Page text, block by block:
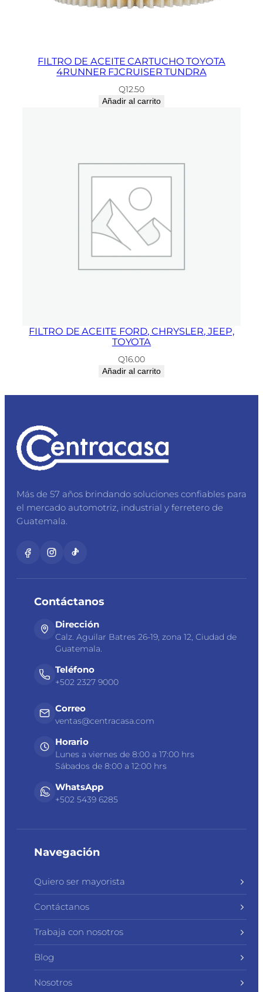
FILTRO DE ACEITE CARTUCHO TOYOTA
4RUNNER FJCRUISER TUNDRA
Q12.50
Añadir al carrito
FILTRO DE ACEITE FORD, CHRYSLER, JEEP,
TOYOTA
Q16.00
Añadir al carrito
Más de 57 años brindando soluciones confiables para
el mercado automotriz, industrial y ferretero de
Guatemala.
Contáctanos
Dirección
Calz. Aguilar Batres 26-19, zona 12, Ciudad de
Guatemala.
Teléfono
+502 2327 9000
Correo
ventas@centracasa.com
Horario
Lunes a viernes de 8:00 a 17:00 hrs
Sábados de 8:00 a 12:00 hrs
WhatsApp
+502 5439 6285
Navegación
Quiero ser mayorista
Contáctanos
Trabaja con nosotros
Blog
Nosotros